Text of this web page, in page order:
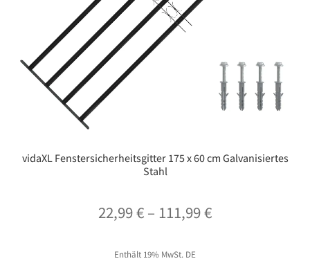
vidaXL Fenstersicherheitsgitter 175 x 60 cm Galvanisiertes
Stahl
22,99€ – 111,99€Preisspanne:
Enthält 19% MwSt. DE